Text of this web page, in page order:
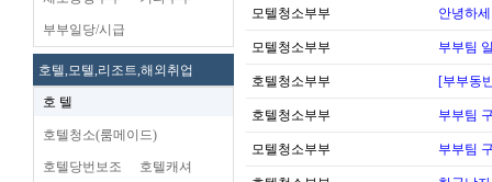
부부일당/시급
호텔,모텔,리조트,해외취업
호 텔
호텔청소(룸메이드)
호텔당번보조 호텔캐셔
모텔청소부부 안녕하
모텔청소부부 부부팀
호텔청소부부 [부부동
호텔청소부부 부부팀
모텔청소부부 부부팀